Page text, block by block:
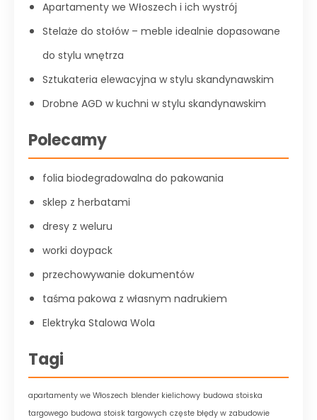
Apartamenty we Włoszech i ich wystrój
Stelaże do stołów – meble idealnie dopasowane
do stylu wnętrza
Sztukateria elewacyjna w stylu skandynawskim
Drobne AGD w kuchni w stylu skandynawskim
Polecamy
folia biodegradowalna do pakowania
sklep z herbatami
dresy z weluru
worki doypack
przechowywanie dokumentów
taśma pakowa z własnym nadrukiem
Elektryka Stalowa Wola
Tagi
apartamenty we Włoszech blender kielichowy budowa stoiska
targowego budowa stoisk targowych częste błędy w zabudowie